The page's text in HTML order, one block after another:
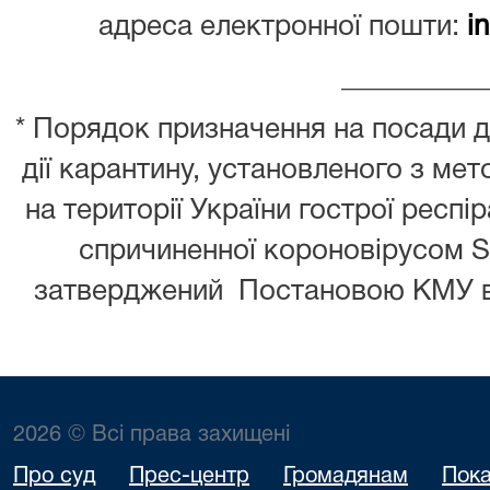
адреса електронної пошти:
* Порядок призначення на посади
дії карантину, установленого з
на території України гострої
спричиненної короновірусом
затверджений Постановою КМУ
2026 © Всі права захищені
Про суд Прес-центр Громадянам